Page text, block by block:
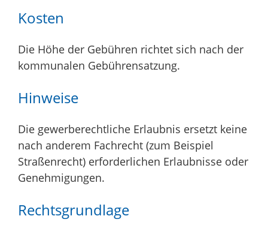
Kosten
Die Höhe der Gebühren richtet sich nach der
kommunalen Gebührensatzung.
Hinweise
Die gewerberechtliche Erlaubnis ersetzt keine
nach anderem Fachrecht (zum Beispiel
Straßenrecht) erforderlichen Erlaubnisse oder
Genehmigungen.
Rechtsgrundlage